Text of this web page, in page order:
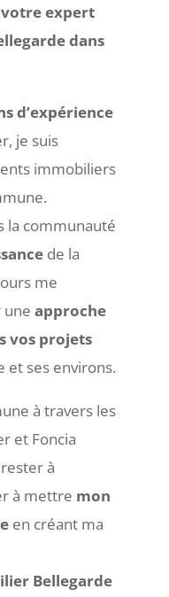
expert
dans
d’expérience
je suis
immobiliers
la communauté
de la
me
approche
vos projets
et ses environs.
à travers les
et Foncia
à
à mettre mon
en créant ma
Bellegarde